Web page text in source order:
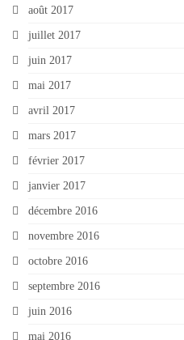
août 2017
juillet 2017
juin 2017
mai 2017
avril 2017
mars 2017
février 2017
janvier 2017
décembre 2016
novembre 2016
octobre 2016
septembre 2016
juin 2016
mai 2016